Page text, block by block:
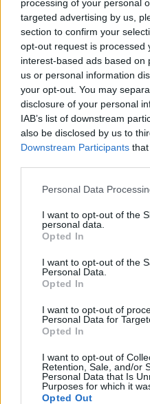
processing of your personal
targeted advertising by us,
section to confirm your
opt-out request is processed
interest-based ads based on
us or personal information
your opt-out. You may
disclosure of your personal
IAB’s list of downstream
also be disclosed by us to
Downstream Participants
Personal Data
I want to opt-out of the
personal data.
Opted In
I want to opt-out of the
Personal Data.
Opted In
I want to opt-out of
Personal Data for
Opted In
I want to opt-out of
Retention, Sale, and/or
Personal Data that Is
Purposes for which it
Opted Out
ανενεργό;
ΚΑΤΕΡΙΝΑ ΣΠΥΡΙΔΑΚΗ
ΠΡΟΗΓΟΎΜΕΝΟ
Tι είπε η
Μαρία
Βαρουφάκη
Φρίκη σε χωριό
Πατέρας
Μην χάνεις είδηση.
ΠΡΟΣΘΕΣΕ ΤΟ